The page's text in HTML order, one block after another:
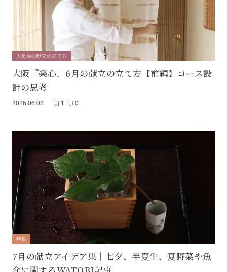
人気店の献立の立て方
大阪『楽心』6月の献立の立て方【前編】コース設
計の思考
2026.06.08 1 0
特集
7月の献立アイデア集｜七夕、半夏生、夏野菜や魚